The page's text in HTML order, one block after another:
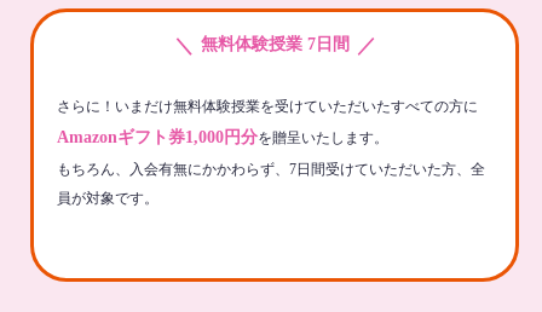
＼ 無料体験授業 7日間 ／
さらに！いまだけ無料体験授業を受けていただいたすべての方に
Amazonギフト券1,000円分を贈呈いたします。
もちろん、入会有無にかかわらず、7日間受けていただいた方、全
員が対象です。